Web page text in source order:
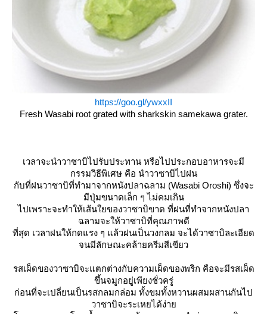
https://goo.gl/ywxxII
Fresh Wasabi root grated with sharkskin samekawa grater.
เวลาจะนำวาซาบิไปรับประทาน หรือไปประกอบอาหารจะมี
กรรมวิธีพิเศษ คือ นำวาซาบิไปฝน
กับที่ฝนวาซาบิที่ทำมาจากหนังปลาฉลาม (Wasabi Oroshi) ซึ่งจะ
มีปุ่มขนาดเล็ก ๆ ไม่คมเกิน
ไปเพราะจะทำให้เส้นใยของวาซาบิขาด ที่ฝนที่ทำจากหนังปลา
ฉลามจะให้วาซาบิที่คุณภาพดี
ที่สุด เวลาฝนให้กดแรง ๆ แล้วฝนเป็นวงกลม จะได้วาซาบิละเอียด
จนมีลักษณะคล้ายครีมสีเขียว
รสเผ็ดของวาซาบิจะแตกต่างกับความเผ็ดของพริก คือจะมีรสเผ็ด
ขึ้นจมูกอยู่เพียงชั่วครู่
ก่อนที่จะเปลี่ยนเป็นรสกลมกล่อม ทั้งขมทั้งหวานผสมผสานกันไป
วาซาบิจะระเหยได้ง่า